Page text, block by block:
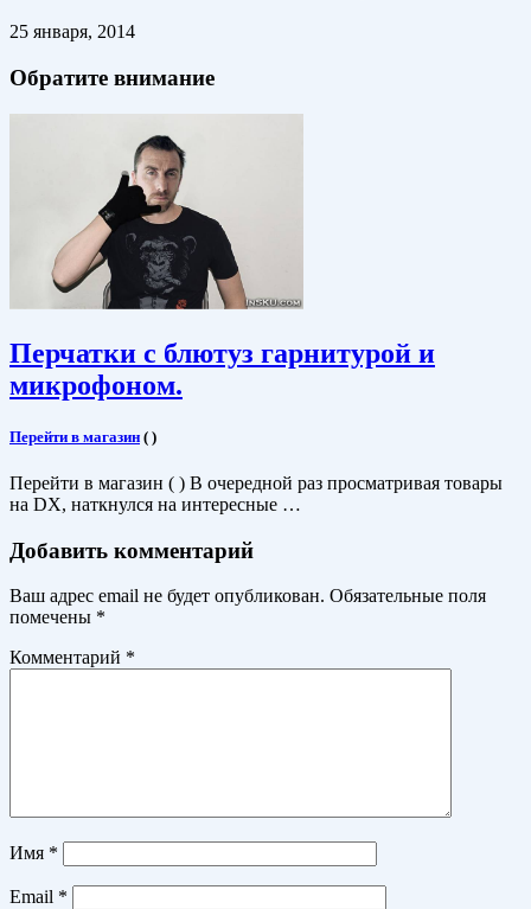
25 января, 2014
Обратите внимание
Перчатки с блютуз гарнитурой и
микрофоном.
Перейти в магазин ( )
Перейти в магазин ( ) В очередной раз просматривая товары
на DX, наткнулся на интересные …
Добавить комментарий
Ваш адрес email не будет опубликован. Обязательные поля
помечены *
Комментарий *
Имя *
Email *